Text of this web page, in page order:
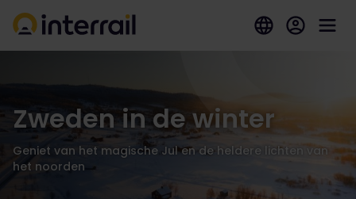
Zweden in de winter
Geniet van het magische Jul en de heldere lichten van
het noorden